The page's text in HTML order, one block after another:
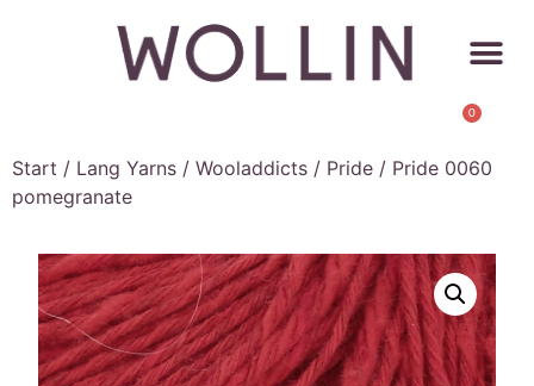
0
Start / Lang Yarns / Wooladdicts / Pride / Pride 0060
pomegranate